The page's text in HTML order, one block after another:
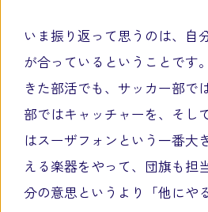
いま振り返って思うのは、自
が合っているということです
きた部活でも、サッカー部で
部ではキャッチャーを、そし
はスーザフォンという一番大
える楽器をやって、団旗も担
分の意思というより「他にや